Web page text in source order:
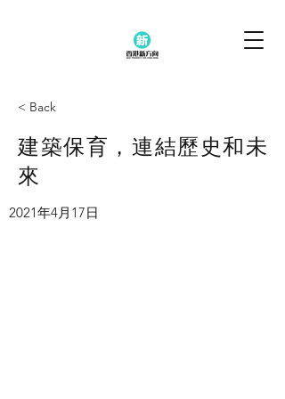
< Back
建築保育，連結歷史和未
來
2021年4月17日